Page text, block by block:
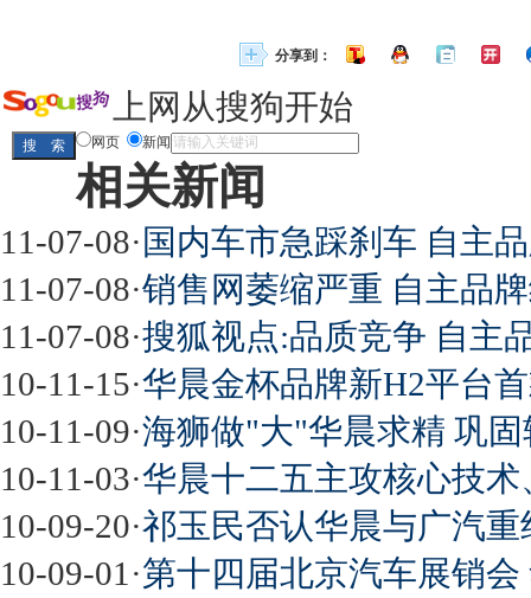
分享到：
上网从搜狗开始
网页 新闻
相关新闻
11-07-08· 国内车市急踩刹车 自主
11-07-08·销售网萎缩严重 自主品
11-07-08·搜狐视点:品质竞争 自主
10-11-15·华晨金杯品牌新H2平台
10-11-09·海狮做"大"华晨求精 巩
10-11-03·华晨十二五主攻核心技
10-09-20·祁玉民否认华晨与广汽
10-09-01 ·第十四届北京汽车展销